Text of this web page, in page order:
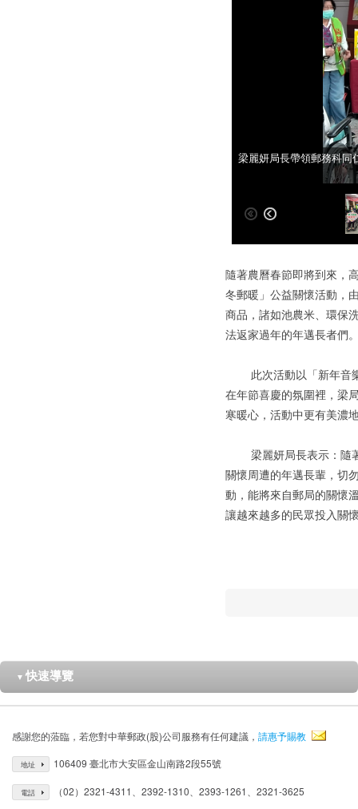
高雄郵局與方舟養護之家
梁麗妍局長帶領郵務科同
隨著農曆春節即將到來，
冬郵暖」公益關懷活動，
商品，諸如池農米、環保
法返家過年的年邁長者們
此次活動以「新年音樂
在年節喜慶的氛圍裡，梁
寒暖心，活動中更有美濃
梁麗妍局長表示：隨著
關懷周遭的年邁長輩，切
動，能將來自郵局的關懷
讓越來越多的民眾投入關
▼ 快速導覽
感謝您的蒞臨，若您對中華郵政(股)公司服務有任何建議， 請惠予賜教
地址 106409 臺北市大安區金山南路2段55號
電話 （02）2321-4311、2392-1310、2393-1261、2321-3625